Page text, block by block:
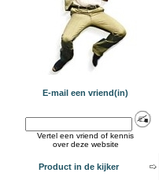
E-mail een vriend(in)
Vertel een vriend of kennis
over deze website
Product in de kijker